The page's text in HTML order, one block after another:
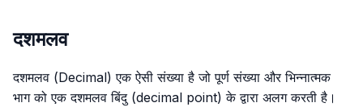
दशमलव
दशमलव (Decimal) एक ऐसी संख्या है जो पूर्ण संख्या और भिन्नात्मक
भाग को एक दशमलव बिंदु (decimal point) के द्वारा अलग करती है।